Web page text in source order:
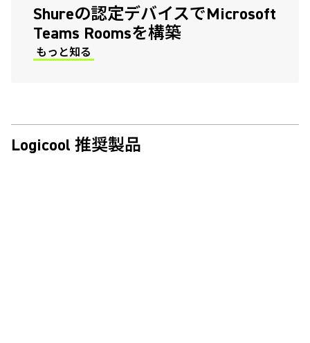
Shureの認定デバイスでMicrosoft
Teams Roomsを構築
もっと知る
(Opens in a new tab)
Logicool 推奨製品